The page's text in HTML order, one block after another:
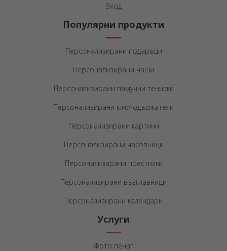
Вход
Популярни продукти
Персонализирани подаръци
Персонализирани чаши
Персонализирани памучни тениски
Персонализирани ключодържатели
Персонализирани картини
Персонализирани часовници
Персонализирани престилки
Персонализирани възглавници
Персонализирани календари
Услуги
Фото печат